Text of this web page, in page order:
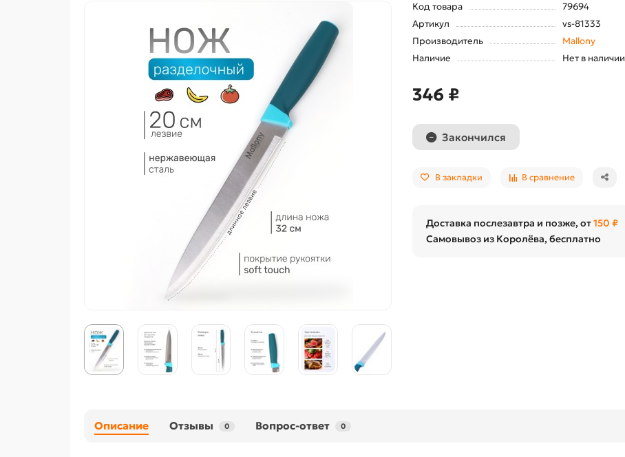
Код товара
79694
Артикул
vs-81333
Производитель
Mallony
Наличие
Нет в наличии
346 ₽
Закончился
В закладки В сравнение
Доставка послезавтра и позже, от150 ₽
Самовывоз из Королёва, бесплатно
Описание Отзывы 0 Вопрос-ответ 0